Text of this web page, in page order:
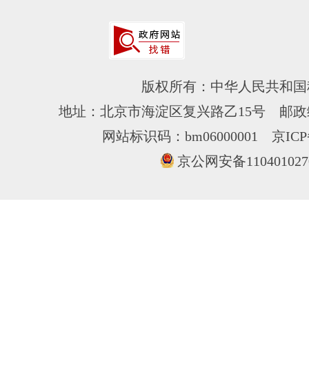
版权所有：中华人民共和
地址：北京市海淀区复兴路乙15号 邮
网站标识码：bm06000001 京
京公网安备